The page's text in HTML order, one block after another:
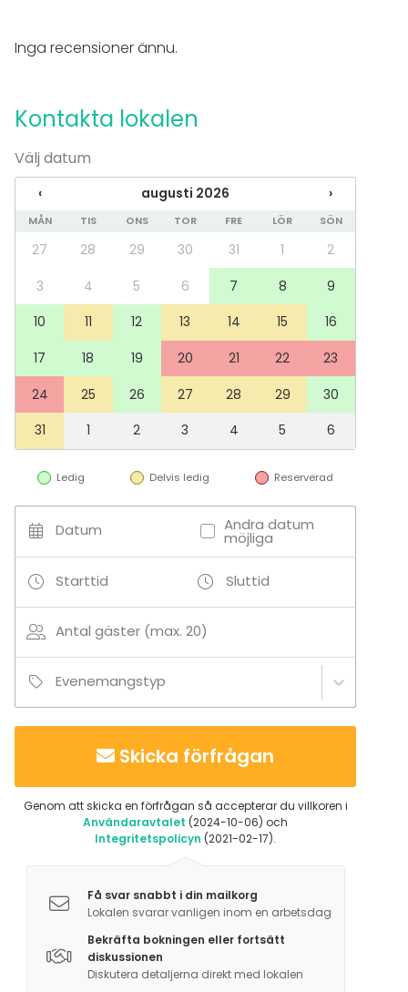
Mässa / Utställning
Stuga / boende
Julbord / Julfest
Lokal
Mötesrum
Klassrum
Aktiviteter
Utomhusaktiviteter
Simning
Tilläggsuppgifter om tjänster och faciliteter
Pylvässalin yhteydessä on parveke, jonka suunta on
etelään.
Tilläggsuppgifter om aktiviteter
Sauna, jooga, retkeily, askartelu, pelaaminen
(pöytäpelit), kulttuuritapahtumat, taidenäyttelyt.
Inga recensioner ännu.
Kontakta lokalen
Välj datum
‹ augusti 2026 ›
MÅN TIS ONS TOR FRE LÖR SÖN
27 28 29 30 31 1
2
3
4 5 6 7 8
9
10
11 12 13 14 15
16
17
18 19 20 21 22
23
24
25 26 27 28 29
30
31
1 2 3 4 5 6
Ledig Delvis ledig Reserverad
Datum Andra datum
möjliga
Starttid Sluttid
Antal gäster (max. 20)
Evenemangstyp
Skicka förfrågan
Genom att skicka en förfrågan så accepterar du villkoren i
Användaravtalet (2024-10-06) och
Integritetspolicyn (2021-02-17).
Få svar snabbt i din mailkorg
Lokalen svarar vanligen inom en arbetsdag
Bekräfta bokningen eller fortsätt
diskussionen
Diskutera detaljerna direkt med lokalen